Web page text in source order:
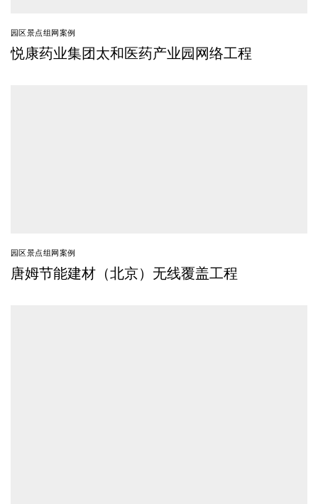
园区景点组网案例
悦康药业集团太和医药产业园网络工程
园区景点组网案例
唐姆节能建材（北京）无线覆盖工程